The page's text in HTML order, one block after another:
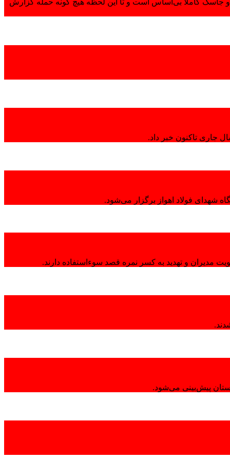
و جاسک کاملاً بی‌اساس است و تا این لحظه هیچ گونه حمله گزارش
جاری تاکنون خبر داد.
شهدای فولاد اهواز برگزار می‌شود.
مدیران و تهدید به کسر نمره قصد سوءاستفاده دارند.
پیش‌بینی می‌شود.